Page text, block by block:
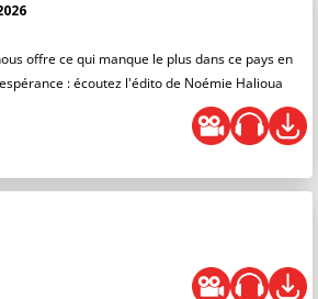
offre ce qui manque le plus dans ce pays en
: écoutez l'édito de Noémie Halioua